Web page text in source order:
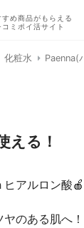
すめ商品がもらえる
コミポイ活サイト
化粧水 Paenna(
える！
アルロン酸🍎
のある肌へ